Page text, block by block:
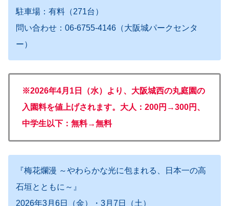
駐車場：有料（271台）
問い合わせ： 06-6755-4146 （大阪城パークセンタ
ー）
※2026年4月1日（水）より、大阪城西の丸庭園の
入園料を値上げされます。大人：200円→300円、
中学生以下：無料→無料
『梅花爛漫 ～やわらかな光に包まれる、日本一の高
石垣とともに～』
2026年3月6日（金）・3月7日（土）